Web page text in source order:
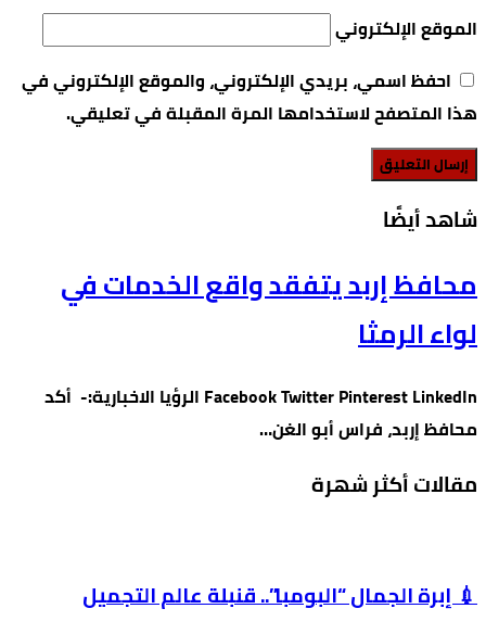
الموقع الإلكتروني
احفظ اسمي، بريدي الإلكتروني، والموقع الإلكتروني في
هذا المتصفح لاستخدامها المرة المقبلة في تعليقي.
‫شاهد أيضًا‬
محافظ إربد يتفقد واقع الخدمات في
لواء الرمثا
Facebook Twitter Pinterest LinkedIn الرؤيا الاخبارية:- أكد
محافظ إربد، فراس أبو الغن…
مقالات أكثر شهرة
💉 إبرة الجمال “البومبا”.. قنبلة عالم التجميل